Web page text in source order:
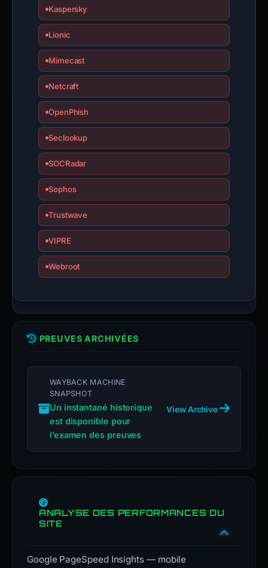
Kaspersky
Lionic
Mimecast
Netcraft
OpenPhish
Seclookup
SOCRadar
Sophos
Trustwave
VIPRE
Webroot
PREUVES ARCHIVÉES
WAYBACK MACHINE
SNAPSHOT
Un instantané historique
est disponible pour
l’examen des preuves
View Archive
ANALYSE DES PERFORMANCES DU
SITE
Google PageSpeed Insights — mobile